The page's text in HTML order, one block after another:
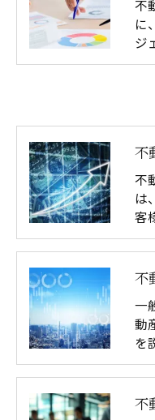
不
に
ジ
不
不
は
客
不
一
動
を